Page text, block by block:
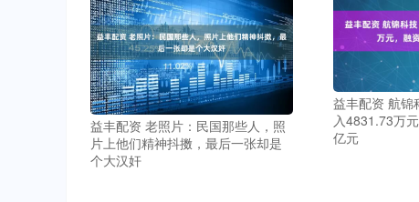
益丰配资 老照片：民国那些人，照
片上他们精神抖擞，最后一张却是
个大汉奸
益丰配资 航锦
入4831.73万
亿元